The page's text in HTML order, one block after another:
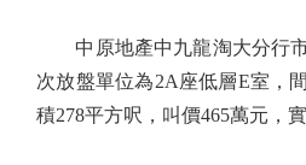
中原地產中九龍淘大分行市
次放盤單位為2A座低層E室，
積278平方呎，叫價465萬元，實